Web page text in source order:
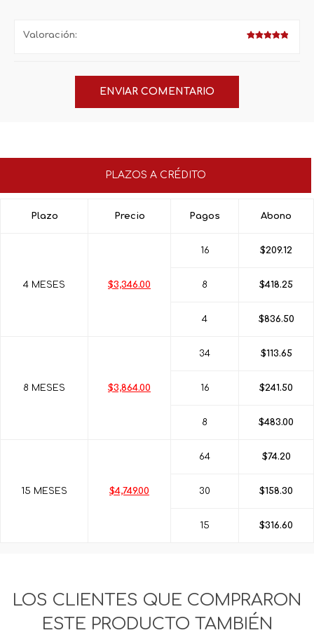
Valoración:
PLAZOS A CRÉDITO
Plazo Precio Pagos Abono
4 MESES $3,346.00
16 $209.12
8 $418.25
4 $836.50
8 MESES $3,864.00
34 $113.65
16 $241.50
8 $483.00
15 MESES $4,749.00
64 $74.20
30 $158.30
15 $316.60
LOS CLIENTES QUE COMPRARON
ESTE PRODUCTO TAMBIÉN